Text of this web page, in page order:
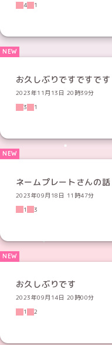
4
1
お久しぶりですですです
2023年11月13日 20時39分
3
1
ネームプレートさんの話
2023年09月18日 11時47分
1
3
お久しぶりです
2023年09月14日 20時00分
1
2